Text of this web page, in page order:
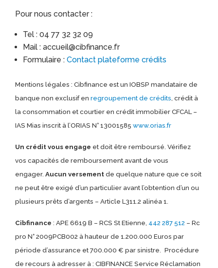
Pour nous contacter :
Tel : 04 77 32 32 09
Mail : accueil@cibfinance.fr
Formulaire :Contact plateforme crédits
Mentions légales : Cibfinance est un IOBSP mandataire de
banque non exclusif enregroupement de crédits , crédit à
la consommation et courtier en crédit immobilier CFCAL –
IAS Mias inscrit à l’ORIAS N° 13001585www.orias.fr
Un crédit vous engage et doit être remboursé. Vérifiez
vos capacités de remboursement avant de vous
engager.Aucun versementde quelque nature que ce soit
ne peut être exigé d’un particulier avant l’obtention d’un ou
plusieurs prêts d’argents – Article L311.2 alinéa 1.
Cibfinance: APE 6619 B – RCS St Etienne, 442 287 512 – Rc
pro N° 2009PCB002 à hauteur de 1.200.000 Euros par
période d’assurance et 700.000 € par sinistre.
Procédure
de recours à adresser à : CIBFINANCE Service Réclamation